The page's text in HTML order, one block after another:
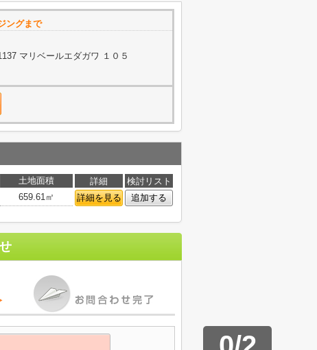
ングまで
マリベールエダガワ １０５
土地面積 詳細
検討リスト
659.61㎡ 詳細を見る 追加する